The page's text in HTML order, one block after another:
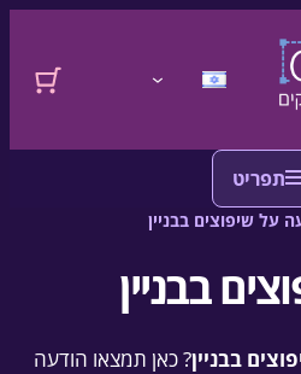
התחברות
על שיפוצים בבניין
בבניין
בבניין? כאן תמצאו הודעה